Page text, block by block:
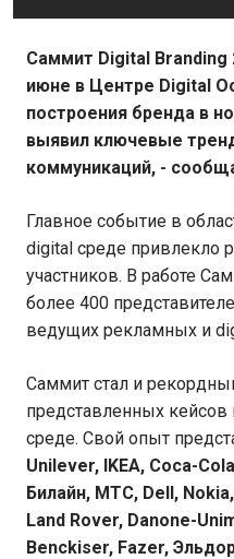
Саммит Digital Branding
июне в Центре Digital
построения бренда в
выявил ключевые
коммуникаций, -
Главное событие в
digital среде привлекло
участников. В работе
более 400
ведущих рекламных и
Саммит стал и
представленных кейсов
среде. Свой опыт
Unilever, IKEA, Coca-
Билайн, МТС, Dell,
Land Rover, Danone-
Benckiser, Fazer,